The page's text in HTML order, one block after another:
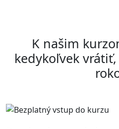
K našim
kedykoľvek